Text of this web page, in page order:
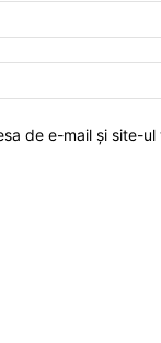
de e-mail și site-